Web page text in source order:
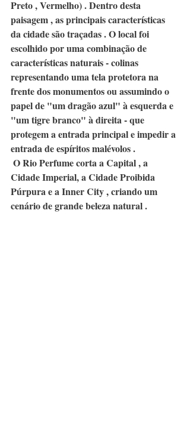
Preto , Vermelho) . Dentro desta
paisagem , as principais características
da cidade são traçadas . O local foi
escolhido por uma combinação de
características naturais - colinas
representando uma tela protetora na
frente dos monumentos ou assumindo o
papel de "um dragão azul" à esquerda e
"um tigre branco" à direita - que
protegem a entrada principal e impedir a
entrada de espíritos malévolos .
O Rio Perfume corta a Capital , a
Cidade Imperial, a Cidade Proibida
Púrpura e a Inner City , criando um
cenário de grande beleza natural .